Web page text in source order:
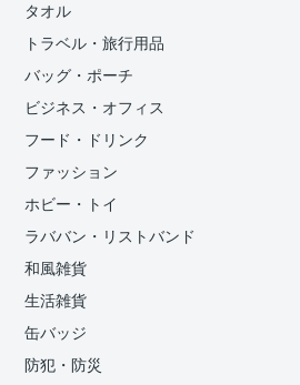
タオル
トラベル・旅行用品
バッグ・ポーチ
ビジネス・オフィス
フード・ドリンク
ファッション
ホビー・トイ
ラババン・リストバンド
和風雑貨
生活雑貨
缶バッジ
防犯・防災